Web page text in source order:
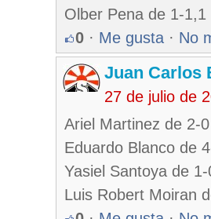
Olber Pena de 1-1,1
0 · Me gusta · No
Juan Carlos
27 de julio de
Ariel Martinez de 2-0
Eduardo Blanco de
Yasiel Santoya de 1-
Luis Robert Moiran